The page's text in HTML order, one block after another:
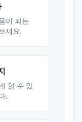
이 되는
세요.
할 수 있
.